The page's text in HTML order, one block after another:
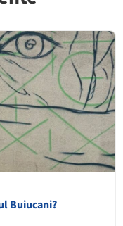
Buiucani?